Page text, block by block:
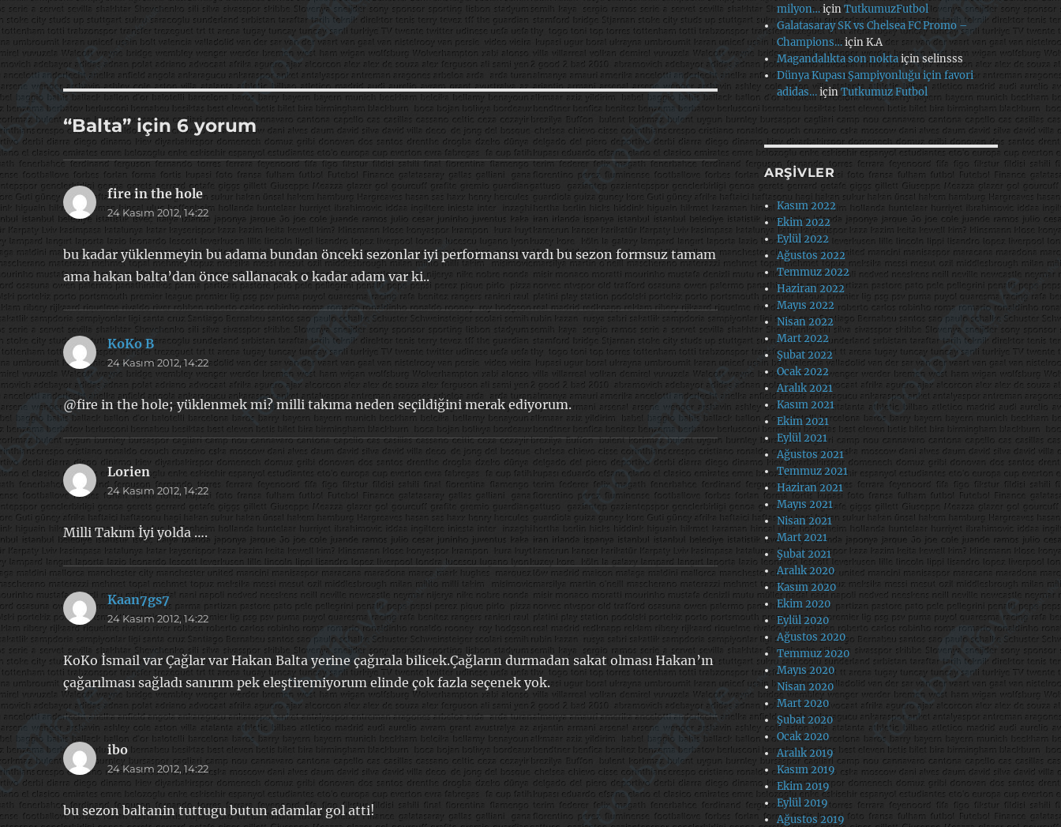
“Balta” için 6 yorum
fire in the holededi
ki:
24 Kasım 2012, 14:22
bu kadar yüklenmeyin bu adama bundan önceki sezonlar iyi performansı vardı bu sezon formsuz tamam
ama hakan balta’dan önce sallanacak o kadar adam var ki..
KoKo Bdedi
ki:
24 Kasım 2012, 14:22
@fire in the hole; yüklenmek mi? milli takıma neden seçildiğini merak ediyorum.
Loriendedi
ki:
24 Kasım 2012, 14:22
Milli Takım İyi yolda ….
Kaan7gs7dedi
ki:
24 Kasım 2012, 14:22
KoKo İsmail var Çağlar var Hakan Balta yerine çağırala bilicek.Çağların durmadan sakat olması Hakan’ın
çağarılması sağladı sanırım pek eleştiremiyorum elinde çok fazla seçenek yok.
ibo dedi
ki:
24 Kasım 2012, 14:22
bu sezon baltanin tuttugu butun adamlar gol atti!
milyon…içinTutkumuzFutbol
Galatasaray SK vs Chelsea FC Promo –
Champions…içinK.A
Magandalıkta son noktaiçinselinsss
Dünya Kupası Şampiyonluğu için favori
adidas…içinTutkumuz Futbol
ARŞIVLER
Kasım 2022
Ekim 2022
Eylül 2022
Ağustos 2022
Temmuz 2022
Haziran 2022
Mayıs 2022
Nisan 2022
Mart 2022
Şubat 2022
Ocak 2022
Aralık 2021
Kasım 2021
Ekim 2021
Eylül 2021
Ağustos 2021
Temmuz 2021
Haziran 2021
Mayıs 2021
Nisan 2021
Mart 2021
Şubat 2021
Aralık 2020
Kasım 2020
Ekim 2020
Eylül 2020
Ağustos 2020
Temmuz 2020
Mayıs 2020
Nisan 2020
Mart 2020
Şubat 2020
Ocak 2020
Aralık 2019
Kasım 2019
Ekim 2019
Eylül 2019
Ağustos 2019